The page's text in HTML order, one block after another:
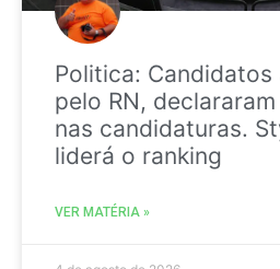
Politica: Candidatos
pelo RN,
nas candidaturas.
liderá o ranking
VER MATÉRIA »